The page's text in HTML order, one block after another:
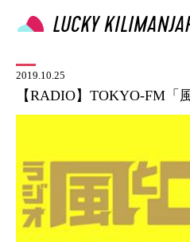
2019.10.25
【RADIO】TOKYO-FM「